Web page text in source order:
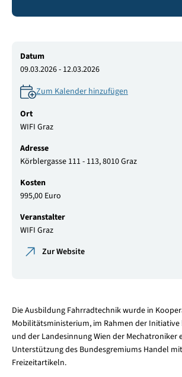
Die Ausbildung Fahrradtechnik wurde in
Mobilitätsministerium, im Rahmen der
und der Landesinnung Wien der Mechatroniker
Unterstützung des Bundesgremiums Handel
Freizeitartikeln.
Datum
09.03.2026 - 12.03.2026
Zum Kalender hinzufügen
Ort
WIFI Graz
Adresse
Körblergasse 111 - 113, 8010 Graz
Kosten
995,00 Euro
Veranstalter
WIFI Graz
Zur Website